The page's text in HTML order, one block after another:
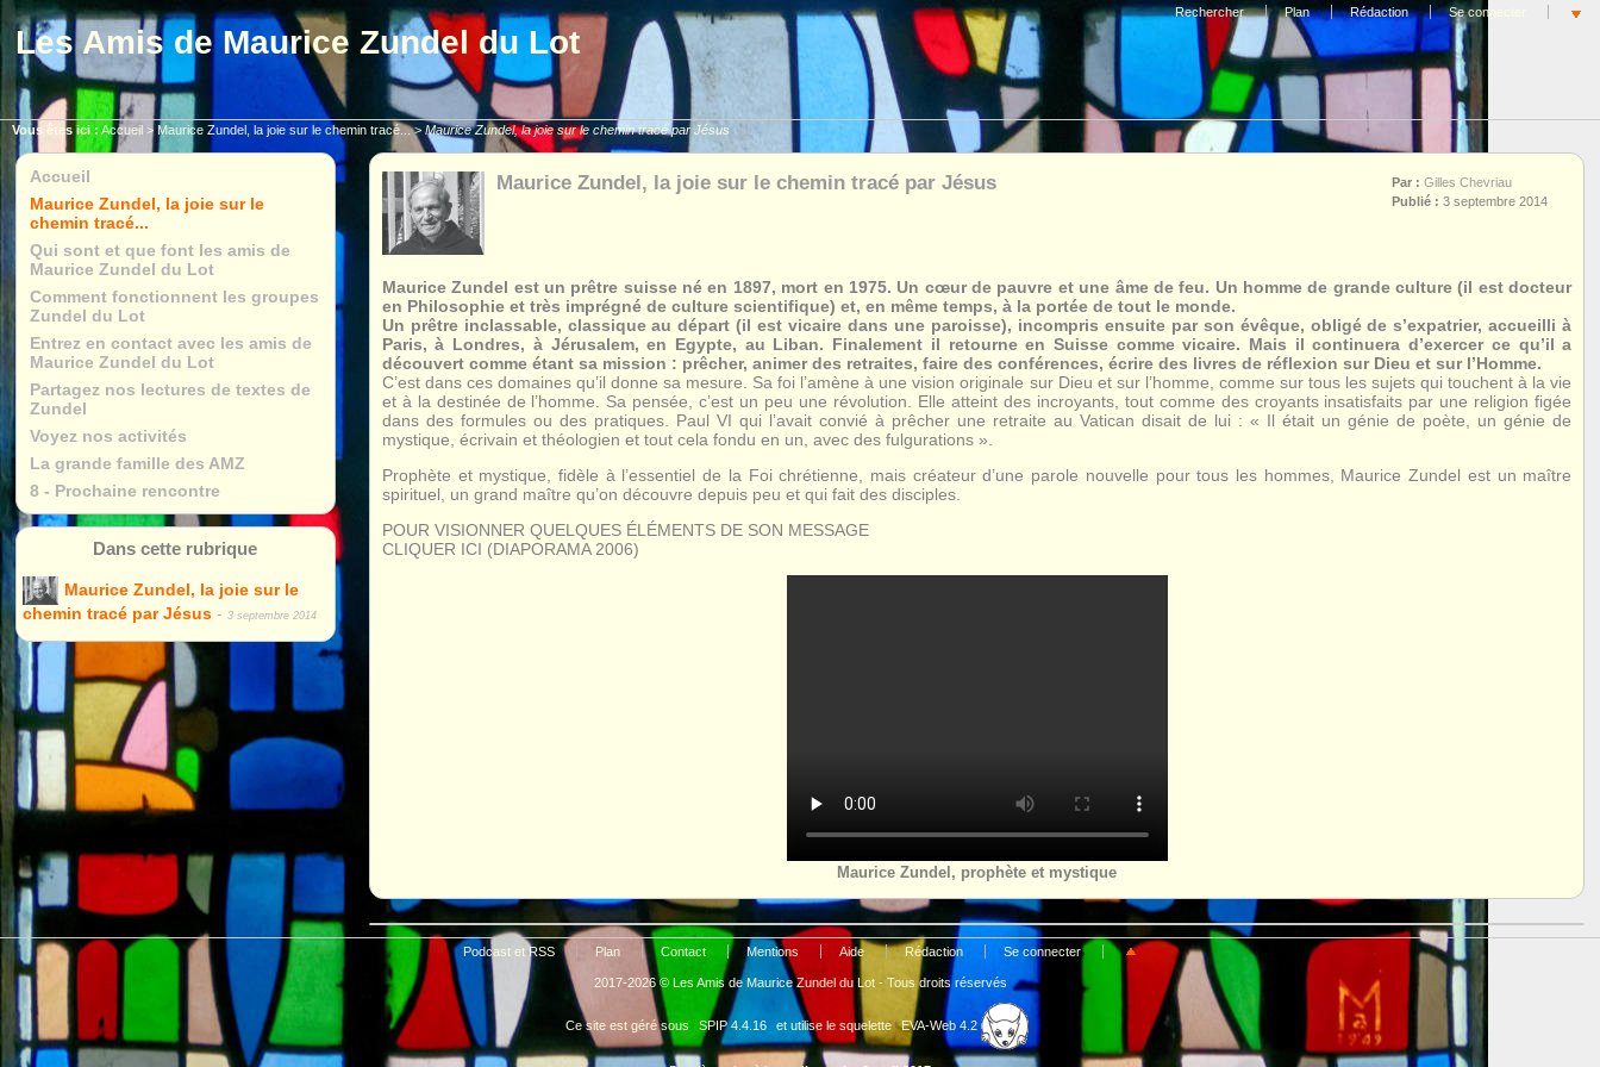
Rechercher Plan Rédaction Se connecter
Les Amis de Maurice Zundel du Lot
Vous êtes ici : Accueil > Maurice Zundel, la joie sur le chemin tracé...> Maurice Zundel, la joie sur le chemin tracé par Jésus
Accueil
Maurice Zundel, la joie sur le
chemin tracé...
Qui sont et que font les amis de
Maurice Zundel du Lot
Comment fonctionnent les groupes
Zundel du Lot
Entrez en contact avec les amis de
Maurice Zundel du Lot
Partagez nos lectures de textes de
Zundel
Voyez nos activités
La grande famille des AMZ
8 - Prochaine rencontre
Dans cette rubrique
Maurice Zundel, la joie sur le
chemin tracé par Jésus- 3 septembre 2014
Par : Gilles Chevriau
Publié : 3 septembre 2014
Maurice Zundel, la joie sur le chemin tracé par Jésus
Maurice Zundel est un prêtre suisse né en 1897, mort en 1975. Un cœur de pauvre et une âme de feu. Un homme de grande culture (il est docteur
en Philosophie et très imprégné de culture scientifique) et, en même temps, à la portée de tout le monde.
Un prêtre inclassable, classique au départ (il est vicaire dans une paroisse), incompris ensuite par son évêque, obligé de s’expatrier, accueilli à
Paris, à Londres, à Jérusalem, en Egypte, au Liban. Finalement il retourne en Suisse comme vicaire. Mais il continuera d’exercer ce qu’il a
découvert comme étant sa mission : prêcher, animer des retraites, faire des conférences, écrire des livres de réflexion sur Dieu et sur l’Homme.
C’est dans ces domaines qu’il donne sa mesure. Sa foi l’amène à une vision originale sur Dieu et sur l’homme, comme sur tous les sujets qui touchent à la vie
et à la destinée de l’homme. Sa pensée, c’est un peu une révolution. Elle atteint des incroyants, tout comme des croyants insatisfaits par une religion figée
dans des formules ou des pratiques. Paul VI qui l’avait convié à prêcher une retraite au Vatican disait de lui : « Il était un génie de poète, un génie de
mystique, écrivain et théologien et tout cela fondu en un, avec des fulgurations ».
Prophète et mystique, fidèle à l’essentiel de la Foi chrétienne, mais créateur d’une parole nouvelle pour tous les hommes, Maurice Zundel est un maître
spirituel, un grand maître qu’on découvre depuis peu et qui fait des disciples.
POUR VISIONNER QUELQUES ÉLÉMENTS DE SON MESSAGE
CLIQUER ICI (DIAPORAMA 2006)
Maurice Zundel, prophète et mystique
Podcast et RSS Plan Contact Mentions Aide Rédaction Se connecter
2017-2026 © Les Amis de Maurice Zundel du Lot - Tous droits réservés
Ce site est géré sous SPIP 4.4.16 et utilise le squelette EVA-Web 4.2